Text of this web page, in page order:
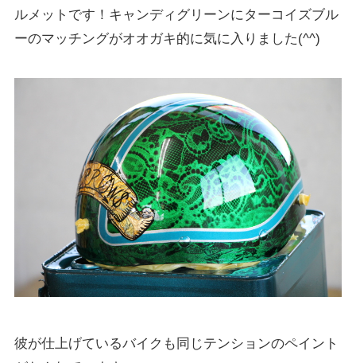
ルメットです！キャンディグリーンにターコイズブル
ーのマッチングがオオガキ的に気に入りました(^^)
彼が仕上げているバイクも同じテンションのペイント